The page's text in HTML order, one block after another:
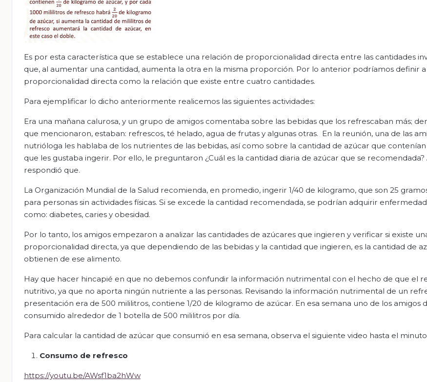
Es por esta característica que se establece una relación de proporcionalidad directa entre las cantidades
que, al aumentar una cantidad, aumenta la otra en la misma proporción. Por lo anterior podríamos definir a
proporcionalidad directa como la relación que existe entre cuatro cantidades.
Para ejemplificar lo dicho anteriormente realicemos las siguientes actividades:
Era una mañana calurosa, y un grupo de amigos comentaba sobre las bebidas que los refrescaban más;
que mencionaron, estaban: refrescos, té helado, agua de frutas y algunas otras. En la reunión, una de las
nutrióloga les hablaba de los nutrientes de las bebidas, así como sobre la cantidad de azúcar que
que les gustaba ingerir. Por ello, le preguntaron ¿Cuál es la cantidad diaria de azúcar que se recomendada?
respondió que.
La Organización Mundial de la Salud recomienda, en promedio, ingerir 1/40 de kilogramo, que son 25
para personas sin actividades físicas. Si se excede la cantidad recomendada, se podrían adquirir
como: diabetes, caries y obesidad.
Por lo tanto, los amigos empezaron a analizar las cantidades de azúcares que ingieren y verificar si existe
proporcionalidad directa, ya que dependiendo de las bebidas y la cantidad que ingieren, es la cantidad de
obtienen de ese alimento.
Hay que hacer hincapié en que no debemos confundir la información nutrimental con el hecho de que el
nutritivo, ya que no aporta ningún nutriente a las personas. Revisando la información nutrimental de un
presentación era de 500 mililitros, contiene 1/20 de kilogramo de azúcar. En esa semana uno de los amigos
consumido alrededor de 1 botella de 500 mililitros por día.
Para calcular la cantidad de azúcar que consumió en esa semana, observa el siguiente video hasta el minuto
Consumo de refresco
https://youtu.be/AWsf1ba2hWw